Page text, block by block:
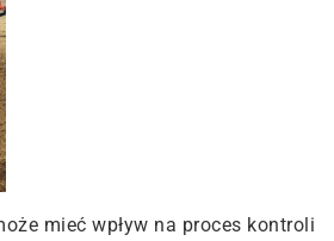
mieć wpływ na proces kontroli